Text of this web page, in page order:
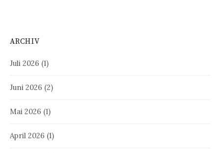
ARCHIV
Juli 2026 (1)
Juni 2026 (2)
Mai 2026 (1)
April 2026 (1)